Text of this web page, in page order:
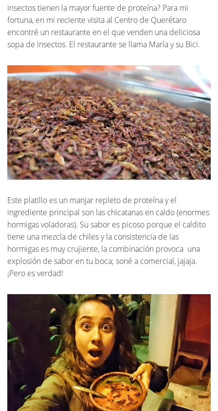
insectos tienen la mayor fuente de proteína? Para mi
fortuna, en mi reciente visita al Centro de Querétaro
encontré un restaurante en el que venden una deliciosa
sopa de insectos. El restaurante se llama María y su Bici.
Este platillo es un manjar repleto de proteína y el
ingrediente principal son las chicatanas en caldo (enormes
hormigas voladoras). Su sabor es picoso porque el caldito
tiene una mezcla de chiles y la consistencia de las
hormigas es muy crujiente, la combinación provoca una
explosión de sabor en tu boca; soné a comercial, jajaja.
¡Pero es verdad!